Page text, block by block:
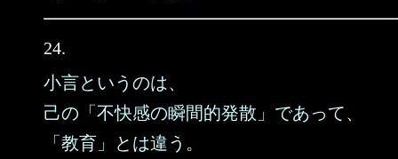
24.
小言というのは、
己の「不快感の瞬間的発散」であって、
「教育」とは違う。